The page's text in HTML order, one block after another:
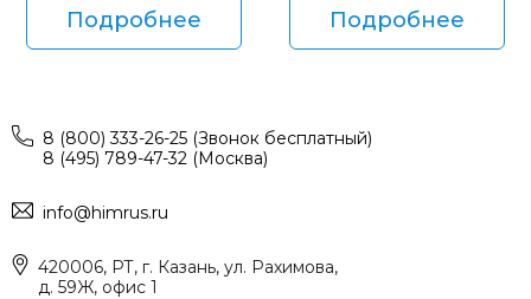
Подробнее Подробнее
8 (800) 333-26-25 (Звонок бесплатный)
8 (495) 789-47-32 (Москва)
info@himrus.ru
420006, РТ, г. Казань, ул. Рахимова,
д. 59Ж, офис 1